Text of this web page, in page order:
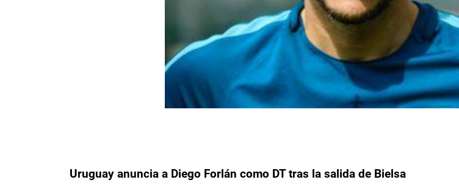
Uruguay anuncia a Diego Forlán como DT tras la salida de Bielsa